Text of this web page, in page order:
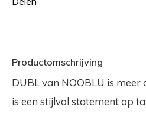
Productomschrijving
DUBL van NOOBLU is
is een stijlvol statement op